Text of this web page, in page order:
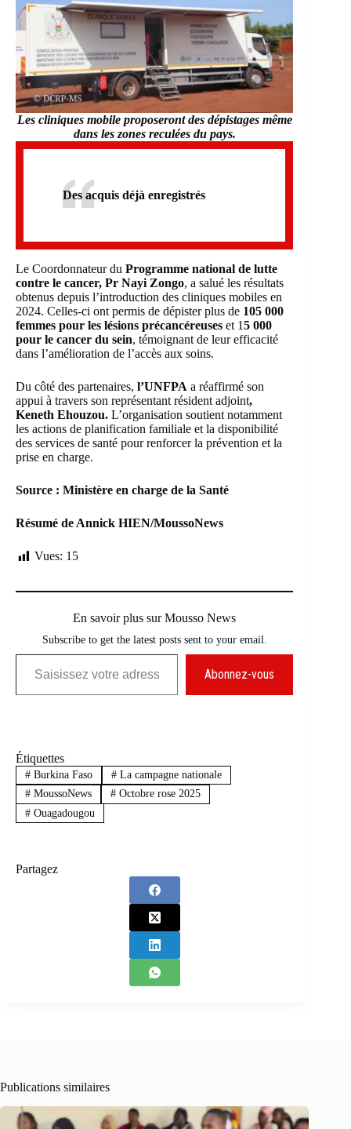
Les cliniques mobile proposeront des dépistages même
dans les zones reculées du pays.
Des acquis déjà enregistrés
Le Coordonnateur du Programme national de lutte
contre le cancer, Pr Nayi Zongo, a salué les résultats
obtenus depuis l’introduction des cliniques mobiles en
2024. Celles-ci ont permis de dépister plus de 105 000
femmes pour les lésions précancéreuses et 15 000
pour le cancer du sein, témoignant de leur efficacité
dans l’amélioration de l’accès aux soins.
Du côté des partenaires, l’UNFPA a réaffirmé son
appui à travers son représentant résident adjoint,
Keneth Ehouzou. L’organisation soutient notamment
les actions de planification familiale et la disponibilité
des services de santé pour renforcer la prévention et la
prise en charge.
Source : Ministère en charge de la Santé
Résumé de Annick HIEN/MoussoNews
Vues: 15
En savoir plus sur Mousso News
Subscribe to get the latest posts sent to your email.
Saisissez votre adresse e-mail…
Abonnez-vous
Étiquettes
#Burkina Faso #La campagne nationale
#MoussoNews #Octobre rose 2025
#Ouagadougou
Partagez
Publications similaires